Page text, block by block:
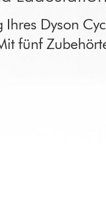
Ihres Dyson
fünf